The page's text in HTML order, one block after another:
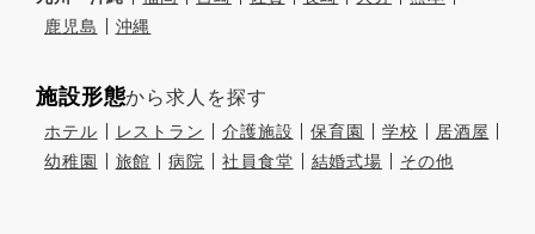
鹿児島
沖縄
施設形態から求人を探す
ホテル レストラン 介護施設 保育園 学校
居酒屋
幼稚園
旅館 病院 社員食堂 結婚式場 その他